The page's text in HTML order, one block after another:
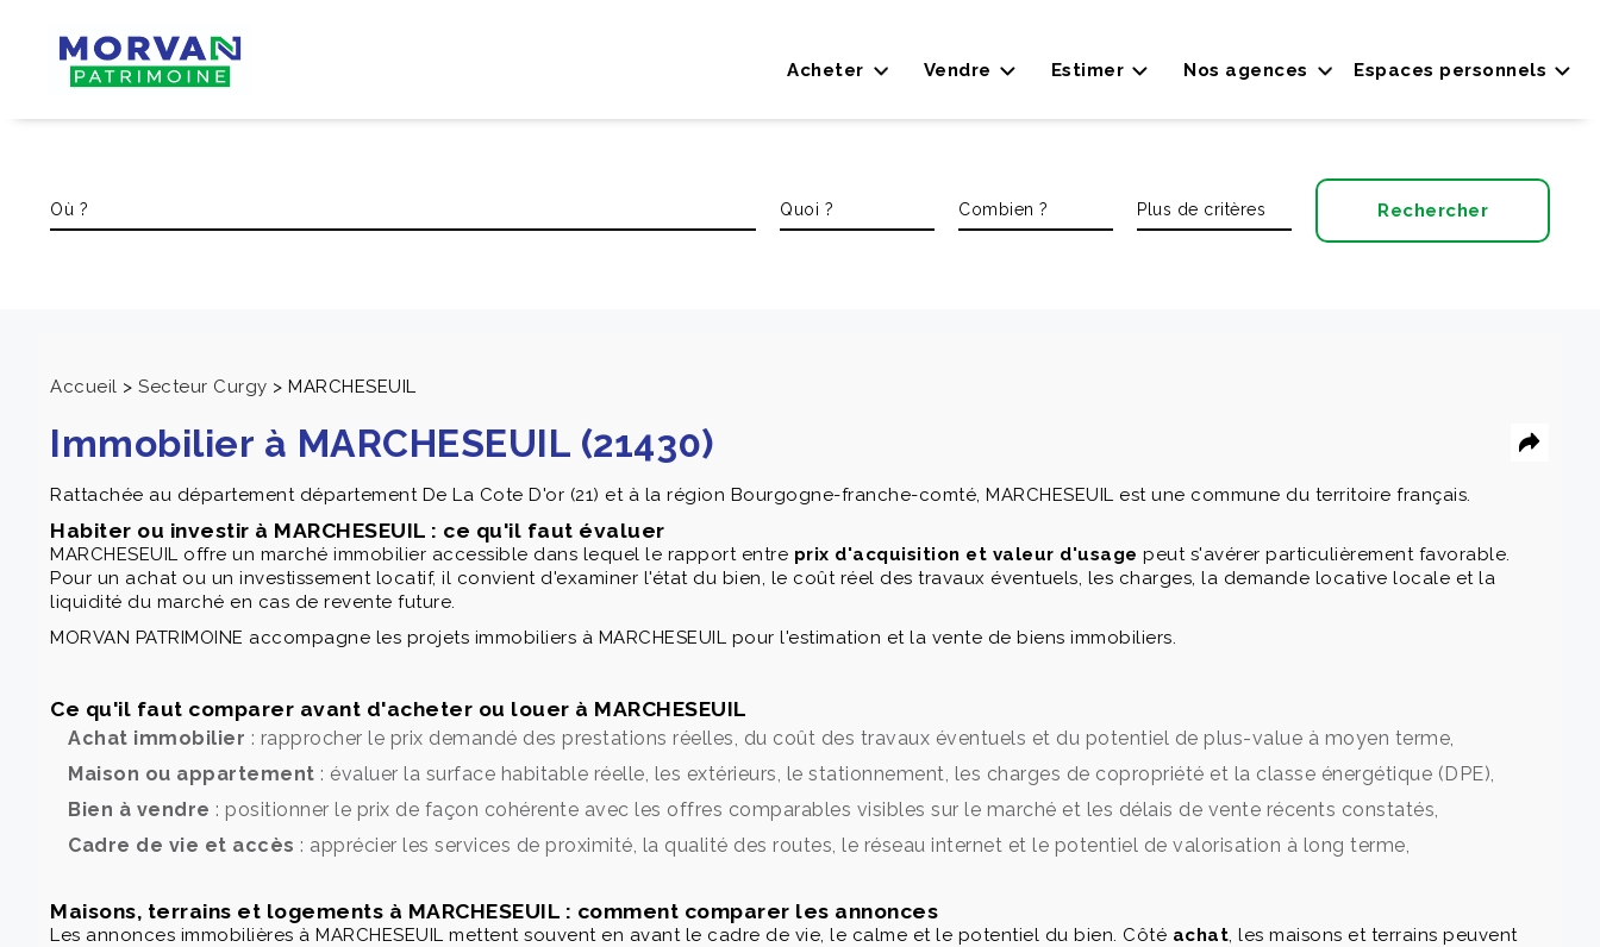
Espaces personnels
Acheter Vendre Estimer Nos agences
Accueil > Secteur Curgy > MARCHESEUIL
Immobilier à MARCHESEUIL (21430)
Rattachée au département département De La Cote D'or (21) et à la région Bourgogne-franche-comté, MARCHESEUIL est une commune du territoire français.
Habiter ou investir à MARCHESEUIL : ce qu'il faut évaluer
MARCHESEUIL offre un marché immobilier accessible dans lequel le rapport entre prix d'acquisition et valeur d'usage peut s'avérer particulièrement favorable.
Pour un achat ou un investissement locatif, il convient d'examiner l'état du bien, le coût réel des travaux éventuels, les charges, la demande locative locale et la
liquidité du marché en cas de revente future.
MORVAN PATRIMOINE accompagne les projets immobiliers à MARCHESEUIL pour l'estimation et la vente de biens immobiliers.
Ce qu'il faut comparer avant d'acheter ou louer à MARCHESEUIL
Achat immobilier : rapprocher le prix demandé des prestations réelles, du coût des travaux éventuels et du potentiel de plus-value à moyen terme,
Maison ou appartement : évaluer la surface habitable réelle, les extérieurs, le stationnement, les charges de copropriété et la classe énergétique (DPE),
Bien à vendre : positionner le prix de façon cohérente avec les offres comparables visibles sur le marché et les délais de vente récents constatés,
Cadre de vie et accès : apprécier les services de proximité, la qualité des routes, le réseau internet et le potentiel de valorisation à long terme,
Maisons, terrains et logements à MARCHESEUIL : comment comparer les annonces
Les annonces immobilières à MARCHESEUIL mettent souvent en avant le cadre de vie, le calme et le potentiel du bien. Côté achat, les maisons et terrains peuvent